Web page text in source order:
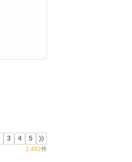
3 4 5
1,492件